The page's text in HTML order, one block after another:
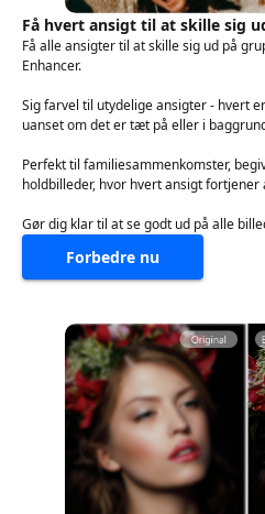
Få hvert ansigt til at skille sig
Få alle ansigter til at skille sig ud på
Enhancer.
Sig farvel til utydelige ansigter - hvert
uanset om det er tæt på eller i
Perfekt til familiesammenkomster,
holdbilleder, hvor hvert ansigt fortjener
Gør dig klar til at se godt ud på alle
Forbedre nu